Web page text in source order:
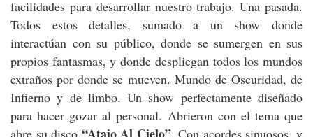
facilidades para desarrollar nuestro trabajo. Una pasada.
Todos estos detalles, sumado a un show donde
interactúan con su público, donde se sumergen en sus
propios fantasmas, y donde despliegan todos los mundos
extraños por donde se mueven. Mundo de Oscuridad, de
Infierno y de limbo. Un show perfectamente diseñado
para hacer gozar al personal. Abrieron con el tema que
abre su disco “Atajo Al Cielo”. Con acordes sinuosos, y